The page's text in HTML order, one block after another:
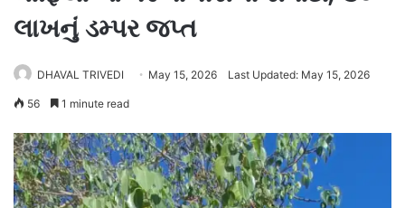
લાખનું ડમ્પર જપ્ત
DHAVAL TRIVEDI May 15, 2026 Last Updated: May 15, 2026
56 1 minute read